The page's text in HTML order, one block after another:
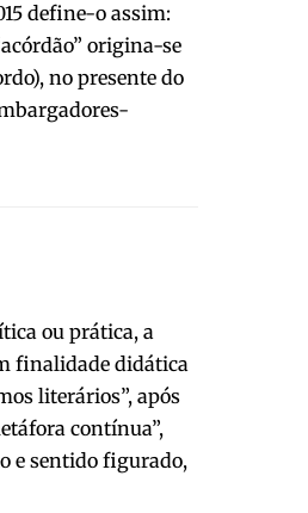
define-o assim:
origina-se
no presente do
ou prática, a
finalidade didática
literários”, após
contínua”,
e sentido figurado,